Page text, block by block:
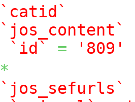
`catid`
`jos_content`
`id` =
'809'
*
`jos_sefurls`